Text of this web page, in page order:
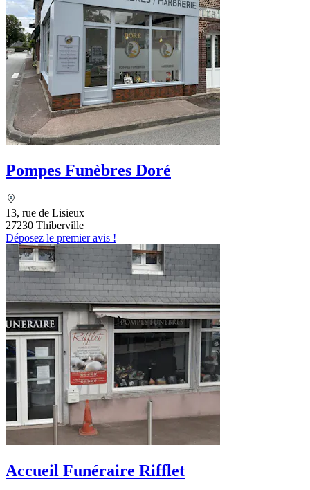
Pompes Funèbres Doré
13, rue de Lisieux
27230 Thiberville
Déposez le premier avis !
Accueil Funéraire Rifflet